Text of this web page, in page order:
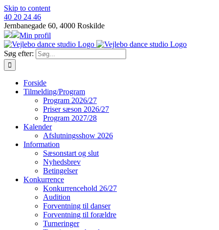
Skip to content
40 20 24 46
Jernbanegade 60, 4000 Roskilde
Min profil
Søg efter:
Forside
Tilmelding/Program
Program 2026/27
Priser sæson 2026/27
Program 2027/28
Kalender
Afslutningsshow 2026
Information
Sæsonstart og slut
Nyhedsbrev
Betingelser
Konkurrence
Konkurrencehold 26/27
Audition
Forventning til danser
Forventning til forældre
Turneringer